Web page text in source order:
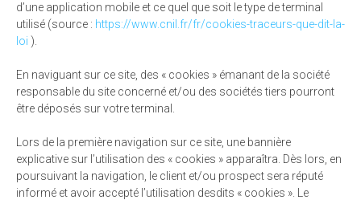
d’une application mobile et ce quel que soit le type de terminal
utilisé (source : https://www.cnil.fr/fr/cookies-traceurs-que-dit-la-
loi ).
En naviguant sur ce site, des « cookies » émanant de la société
responsable du site concerné et/ou des sociétés tiers pourront
être déposés sur votre terminal.
Lors de la première navigation sur ce site, une bannière
explicative sur l’utilisation des « cookies » apparaîtra. Dès lors, en
poursuivant la navigation, le client et/ou prospect sera réputé
informé et avoir accepté l’utilisation desdits « cookies ». Le